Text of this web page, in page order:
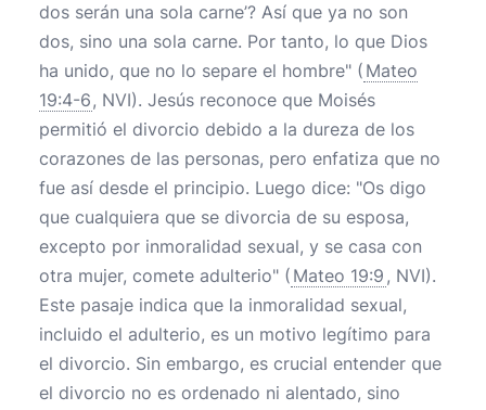
dos serán una sola carne’? Así que ya no son
dos, sino una sola carne. Por tanto, lo que Dios
ha unido, que no lo separe el hombre" ( Mateo
19:4-6, NVI). Jesús reconoce que Moisés
permitió el divorcio debido a la dureza de los
corazones de las personas, pero enfatiza que no
fue así desde el principio. Luego dice: "Os digo
que cualquiera que se divorcia de su esposa,
excepto por inmoralidad sexual, y se casa con
otra mujer, comete adulterio" ( Mateo 19:9 , NVI).
Este pasaje indica que la inmoralidad sexual,
incluido el adulterio, es un motivo legítimo para
el divorcio. Sin embargo, es crucial entender que
el divorcio no es ordenado ni alentado, sino